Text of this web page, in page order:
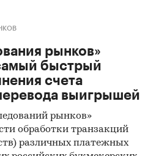
рынков»
быстрый
счета
выигрышей
рынков»
обработки транзакций
различных платежных